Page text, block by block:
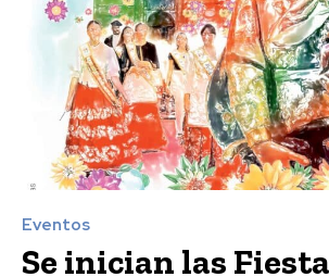
Eventos
Se inician las